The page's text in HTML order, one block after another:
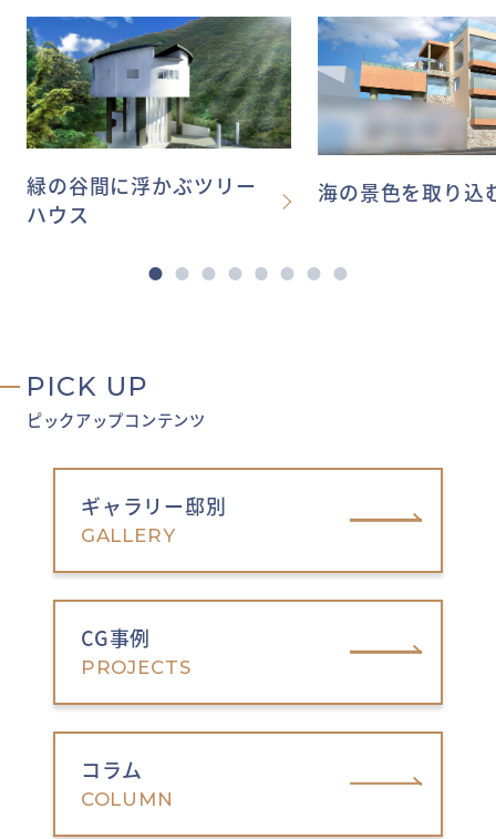
緑の谷間に浮かぶツリー
ハウス
海の景色を取り込
PICK UP
ピックアップコンテンツ
ギャラリー邸別
GALLERY
CG事例
PROJECTS
コラム
COLUMN